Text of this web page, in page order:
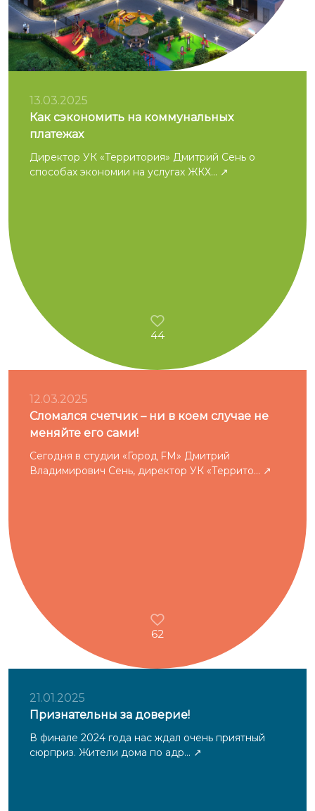
13.03.2025
Как сэкономить на коммунальных
платежах
Директор УК «Территория» Дмитрий Сень о
способах экономии на услугах ЖКХ...
44
12.03.2025
Сломался счетчик – ни в коем случае не
меняйте его сами!
Сегодня в студии «Город FM» Дмитрий
Владимирович Сень, директор УК «Террито...
62
21.01.2025
Признательны за доверие!
В финале 2024 года нас ждал очень приятный
сюрприз. Жители дома по адр...